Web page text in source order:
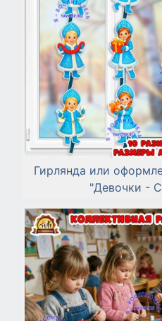
Гирлянда или
"Девочки -